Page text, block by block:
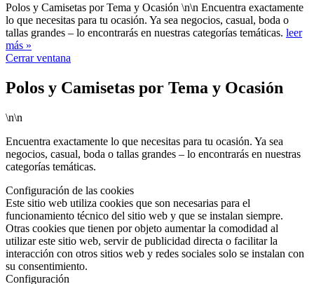
Polos y Camisetas por Tema y Ocasión \n\n Encuentra exactamente
lo que necesitas para tu ocasión. Ya sea negocios, casual, boda o
tallas grandes – lo encontrarás en nuestras categorías temáticas. leer
más »
Cerrar ventana
Polos y Camisetas por Tema y Ocasión
\n\n
Encuentra exactamente lo que necesitas para tu ocasión. Ya sea
negocios, casual, boda o tallas grandes – lo encontrarás en nuestras
categorías temáticas.
Configuración de las cookies
Este sitio web utiliza cookies que son necesarias para el
funcionamiento técnico del sitio web y que se instalan siempre.
Otras cookies que tienen por objeto aumentar la comodidad al
utilizar este sitio web, servir de publicidad directa o facilitar la
interacción con otros sitios web y redes sociales solo se instalan con
su consentimiento.
Configuración